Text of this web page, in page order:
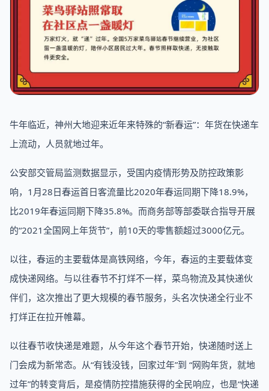
牛年临近，神州大地迎来近年来特殊的“新春运”：年货在快递车
上流动，人员就地过年。
公安部交管局监测数据显示，受国内疫情形势及防控政策影
响，1月28日春运首日客流量比2020年春运同期下降18.9%，
比2019年春运同期下降35.8%。而商务部等部委联合指导开展
的“2021全国网上年货节”，前10天的零售额超过3000亿元。
以往，春运的主要载体是高铁网络，今年，春运的主要载体变
成快递网络。与以往春节不打烊不一样，菜鸟物流及其快递伙
伴们，这次推出了更大规模的春节服务，头名次快递全行业不
打烊正在拉开帷幕。
以往春节收快递是难题，从今年这个春节开始，快递随时送上
门会成为新常态。从“有钱没钱，回家过年”到 “网购年货，就地
过年”的转变背后，是疫情防控措施获得的全民响应，也是“快递